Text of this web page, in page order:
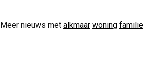
Meer nieuws met alkmaar woning familie